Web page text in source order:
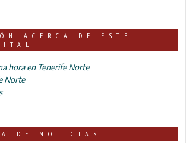
ACERCA DE ESTE
hora en Tenerife Norte
Norte
DE NOTICIAS